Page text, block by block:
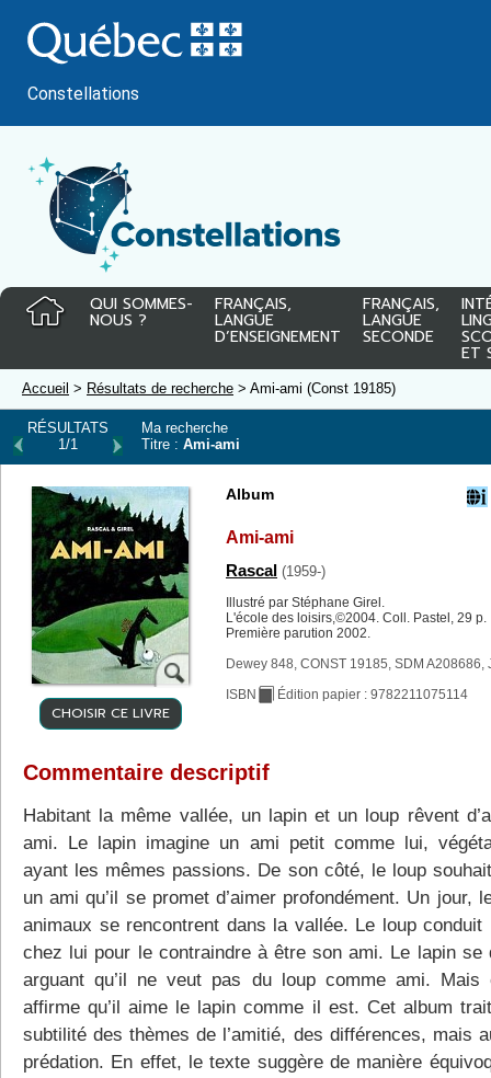
au
contenu
Constellations
QUI SOMMES-
NOUS ?
FRANÇAIS,
LANGUE
D’ENSEIGNEMENT
FRANÇAIS,
LANGUE
SECONDE
ET
Accueil > Résultats de recherche > Ami-ami (Const 19185)
RÉSULTATS
1/1
Ma recherche
Titre : Ami-ami
CHOISIR CE LIVRE
Album
Ami-ami
Rascal (1959-)
Illustré par Stéphane Girel.
L'école des loisirs,©2004. Coll. Pastel, 29 p.
Première parution 2002.
Dewey 848, CONST 19185, SDM A208686,
ISBN Édition papier : 9782211075114
Commentaire descriptif
Habitant la même vallée, un lapin et un loup rêvent
ami. Le lapin imagine un ami petit comme lui,
ayant les mêmes passions. De son côté, le loup
un ami qu’il se promet d’aimer profondément. Un jour,
animaux se rencontrent dans la vallée. Le loup conduit
chez lui pour le contraindre à être son ami. Le lapin se
arguant qu’il ne veut pas du loup comme ami. Mais
affirme qu’il aime le lapin comme il est. Cet album
subtilité des thèmes de l’amitié, des différences, mais
prédation. En effet, le texte suggère de manière